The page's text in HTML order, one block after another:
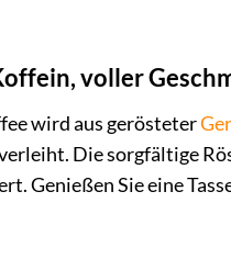
voller
wird aus gerösteter
Die sorgfältige
Genießen Sie eine